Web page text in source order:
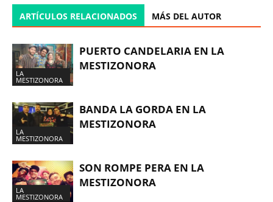
ARTÍCULOS RELACIONADOS MÁS DEL AUTOR
LA
MESTIZONORA
PUERTO CANDELARIA EN LA
MESTIZONORA
LA
MESTIZONORA
BANDA LA GORDA EN LA
MESTIZONORA
LA
MESTIZONORA
SON ROMPE PERA EN LA
MESTIZONORA